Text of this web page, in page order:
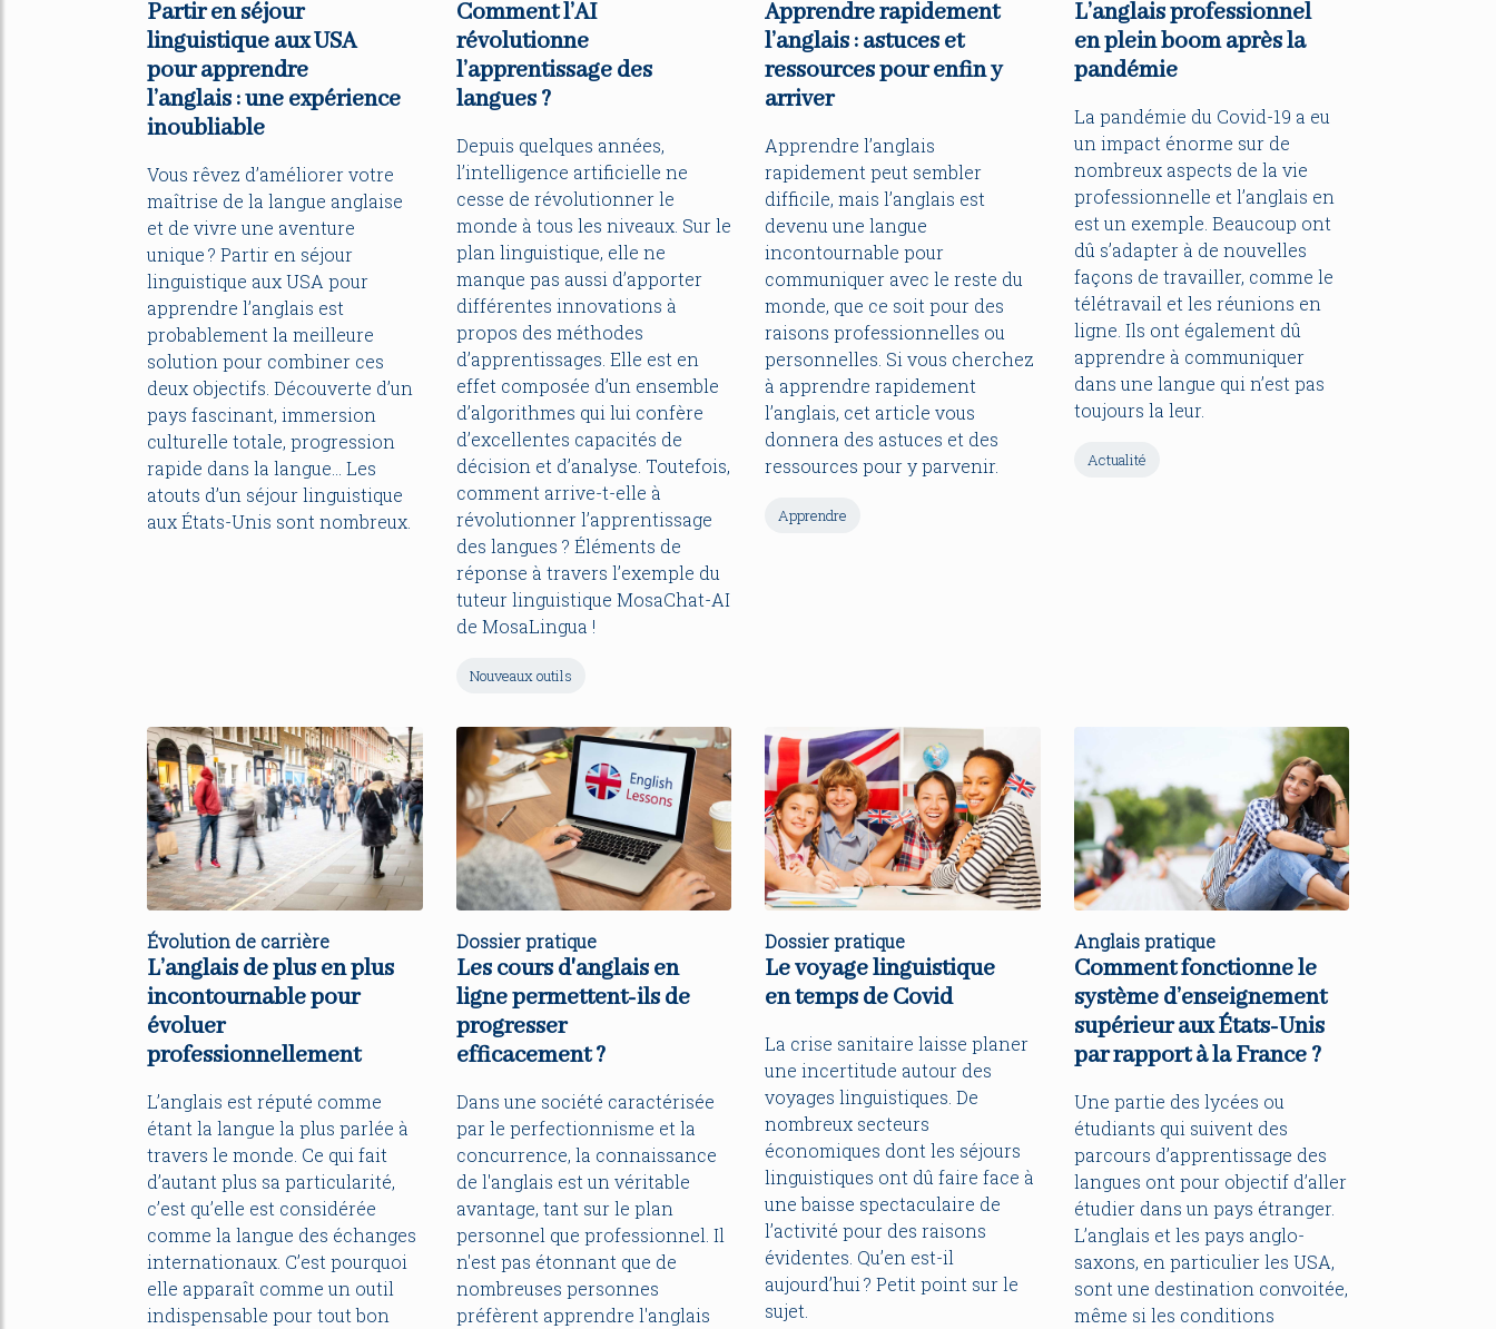
Partir en séjour
linguistique aux USA
pour apprendre
l’anglais : une expérience
inoubliable
Vous rêvez d’améliorer votre
maîtrise de la langue anglaise
et de vivre une aventure
unique ? Partir en séjour
linguistique aux USA pour
apprendre l’anglais est
probablement la meilleure
solution pour combiner ces
deux objectifs. Découverte d’un
pays fascinant, immersion
culturelle totale, progression
rapide dans la langue… Les
atouts d’un séjour linguistique
aux États-Unis sont nombreux.
Comment l’AI
révolutionne
l’apprentissage des
langues ?
Depuis quelques années,
l’intelligence artificielle ne
cesse de révolutionner le
monde à tous les niveaux. Sur le
plan linguistique, elle ne
manque pas aussi d’apporter
différentes innovations à
propos des méthodes
d’apprentissages. Elle est en
effet composée d’un ensemble
d’algorithmes qui lui confère
d’excellentes capacités de
décision et d’analyse. Toutefois,
comment arrive-t-elle à
révolutionner l’apprentissage
des langues ? Éléments de
réponse à travers l’exemple du
tuteur linguistique MosaChat-AI
de MosaLingua !
Nouveaux outils
Apprendre rapidement
l’anglais : astuces et
ressources pour enfin y
arriver
Apprendre l’anglais
rapidement peut sembler
difficile, mais l’anglais est
devenu une langue
incontournable pour
communiquer avec le reste du
monde, que ce soit pour des
raisons professionnelles ou
personnelles. Si vous cherchez
à apprendre rapidement
l’anglais, cet article vous
donnera des astuces et des
ressources pour y parvenir.
Apprendre
L’anglais professionnel
en plein boom après la
pandémie
La pandémie du Covid-19 a eu
un impact énorme sur de
nombreux aspects de la vie
professionnelle et l’anglais en
est un exemple. Beaucoup ont
dû s’adapter à de nouvelles
façons de travailler, comme le
télétravail et les réunions en
ligne. Ils ont également dû
apprendre à communiquer
dans une langue qui n’est pas
toujours la leur.
Actualité
Évolution de carrière
L’anglais de plus en plus
incontournable pour
évoluer
professionnellement
L’anglais est réputé comme
étant la langue la plus parlée à
travers le monde. Ce qui fait
d’autant plus sa particularité,
c’est qu’elle est considérée
comme la langue des échanges
internationaux. C’est pourquoi
elle apparaît comme un outil
indispensable pour tout bon
Dossier pratique
Les cours d'anglais en
ligne permettent-ils de
progresser
efficacement ?
Dans une société caractérisée
par le perfectionnisme et la
concurrence, la connaissance
de l'anglais est un véritable
avantage, tant sur le plan
personnel que professionnel. Il
n'est pas étonnant que de
nombreuses personnes
préfèrent apprendre l'anglais
Dossier pratique
Le voyage linguistique
en temps de Covid
La crise sanitaire laisse planer
une incertitude autour des
voyages linguistiques. De
nombreux secteurs
économiques dont les séjours
linguistiques ont dû faire face à
une baisse spectaculaire de
l’activité pour des raisons
évidentes. Qu’en est-il
aujourd’hui ? Petit point sur le
sujet.
Anglais pratique
Comment fonctionne le
système d’enseignement
supérieur aux États-Unis
par rapport à la France ?
Une partie des lycées ou
étudiants qui suivent des
parcours d’apprentissage des
langues ont pour objectif d’aller
étudier dans un pays étranger.
L’anglais et les pays anglo-
saxons, en particulier les USA,
sont une destination convoitée,
même si les conditions